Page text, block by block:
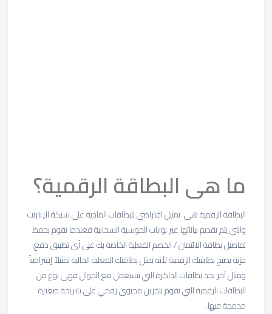
ما هى البطاقة الرقمية؟
البطاقة الرقمية هى تمثيل افتراضي للبطاقات المادية على شبكة الإنترنت
والتي يتم تقديم بياناتها عبر بوابات الحوسبة السحابية فعندما تقوم بحفظ
تفاصيل بطاقة الائتمان / الخصم الفعلية الخاصة بك على أي تطبيق دفع،
فإنه يصبح بطاقتك الرقمية لأنه يمثل بطاقتك الفعلية الحالية تمثيلاً إفتراضياً
ومثال آخر نجد بطاقات الذاكرة التي تستعمل مع الجوال فهى نوع من
البطاقات الرقمية التي تقوم بتخزين محتوى رقمي على شريحة صغيرة
مدمجة فيها.